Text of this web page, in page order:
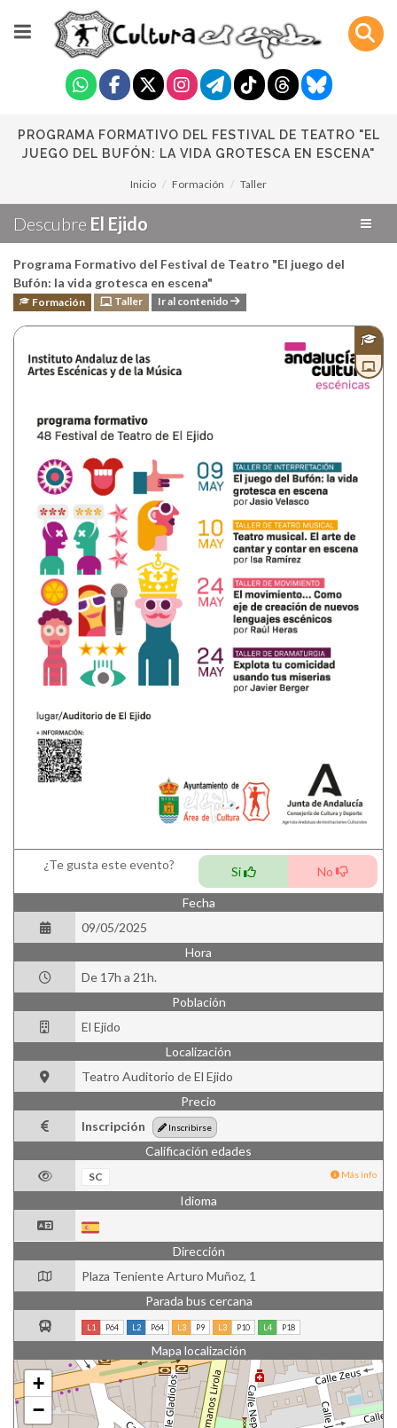
PROGRAMA FORMATIVO DEL FESTIVAL DE TEATRO "EL
JUEGO DEL BUFÓN: LA VIDA GROTESCA EN ESCENA"
Inicio Formación Taller
Descubre El Ejido
Programa Formativo del Festival de Teatro "El juego del
Bufón: la vida grotesca en escena"
Formación Taller Ir al contenido
¿Te gusta este evento? Si No
Fecha
09/05/2025
Hora
De 17h a 21h.
Población
El Ejido
Localización
Teatro Auditorio de El Ejido
Precio
Inscripción
Inscribirse
Calificación edades
SC Más info
Idioma
Dirección
Plaza Teniente Arturo Muñoz, 1
Parada bus cercana
L1 P64 L2 P64 L3 P9 L3 P10 L4 P18
Mapa localización
+
−